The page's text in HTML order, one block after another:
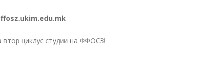
циклус студии на ФФОСЗ!